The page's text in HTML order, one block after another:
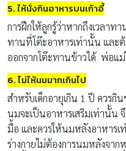
5. ให้นั่งกินอาหารบนเก้าอี้
การฝึกให้ลูกรู้ว่าหากถึงเวลา
ทานที่โต๊ะอาหารเท่านั้น และต้
ออกจากโต๊ะทานข้าวได้ พ่อแ
6. ไม่ให้นมมากเกินไป
สำหรับเด็กอายุเกิน 1 ปี ควร
นมจะเป็นอาหารเสริมเท่านั้น
มื้อ และควรให้นมหลังอาหารเ
ร่างกายไม่ต้องการนมหลังจา